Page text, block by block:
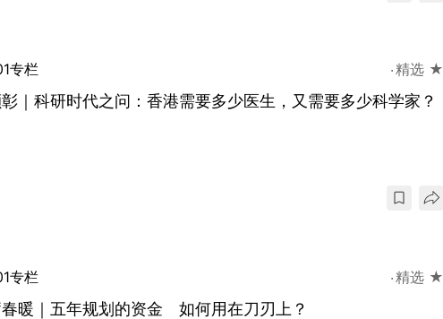
专栏 精选 ★
｜科研时代之问：香港需要多少医生，又需要多少科学家？
专栏 精选 ★
暖｜五年规划的资金 如何用在刀刃上？